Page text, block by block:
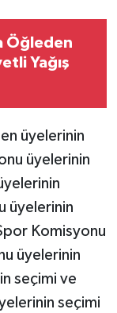
Öğleden
Yağış
üyelerinin
üyelerinin
üyelerinin
Komisyonu
üyelerinin
seçimi ve
seçimi